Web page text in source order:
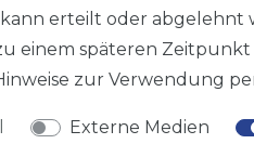
erteilt oder abgelehnt
einem späteren
zur Verwendung
Externe Medien